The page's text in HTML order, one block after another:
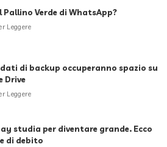
Pallino Verde di WhatsApp?
Leggere
di backup occuperanno spazio su
Drive
Leggere
studia per diventare grande. Ecco
di debito